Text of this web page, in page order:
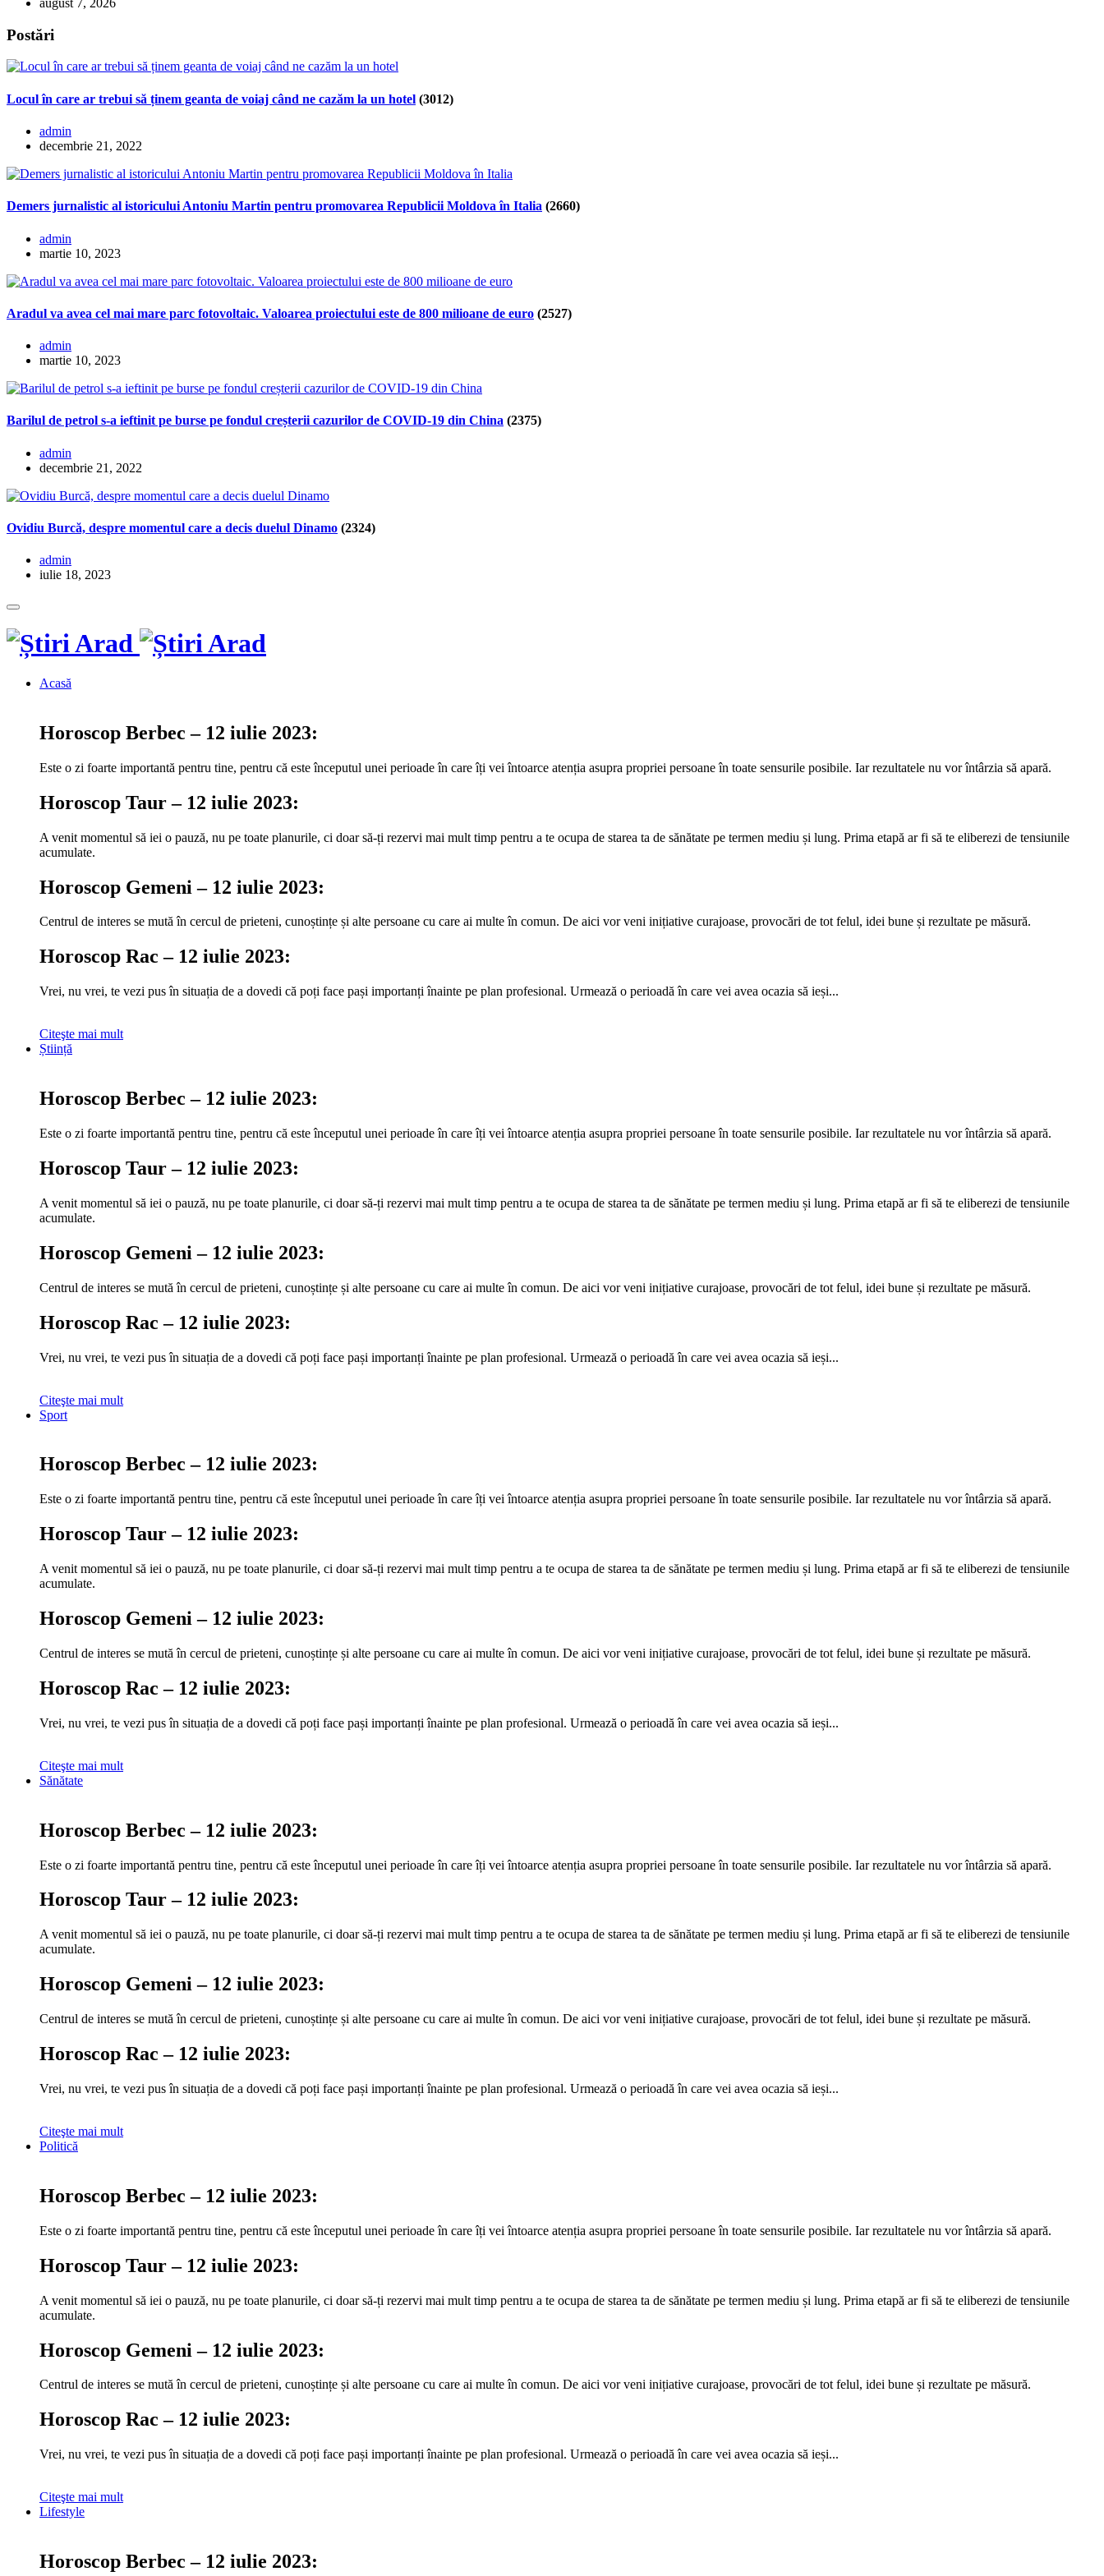
august 7, 2026
Postări
Locul în care ar trebui să ținem geanta de voiaj când ne cazăm la un hotel (3012)
admin
decembrie 21, 2022
Demers jurnalistic al istoricului Antoniu Martin pentru promovarea Republicii Moldova în Italia (2660)
admin
martie 10, 2023
Aradul va avea cel mai mare parc fotovoltaic. Valoarea proiectului este de 800 milioane de euro (2527)
admin
martie 10, 2023
Barilul de petrol s-a ieftinit pe burse pe fondul creșterii cazurilor de COVID-19 din China (2375)
admin
decembrie 21, 2022
Ovidiu Burcă, despre momentul care a decis duelul Dinamo (2324)
admin
iulie 18, 2023
Acasă
Horoscop Berbec – 12 iulie 2023:
Este o zi foarte importantă pentru tine, pentru că este începutul unei perioade în care îți vei întoarce atenția asupra propriei persoane în toate sensurile posibile. Iar rezultatele nu vor întârzia să apară.
Horoscop Taur – 12 iulie 2023:
A venit momentul să iei o pauză, nu pe toate planurile, ci doar să-ți rezervi mai mult timp pentru a te ocupa de starea ta de sănătate pe termen mediu și lung. Prima etapă ar fi să te eliberezi de tensiunile
acumulate.
Horoscop Gemeni – 12 iulie 2023:
Centrul de interes se mută în cercul de prieteni, cunoștințe și alte persoane cu care ai multe în comun. De aici vor veni inițiative curajoase, provocări de tot felul, idei bune și rezultate pe măsură.
Horoscop Rac – 12 iulie 2023:
Vrei, nu vrei, te vezi pus în situația de a dovedi că poți face pași importanți înainte pe plan profesional. Urmează o perioadă în care vei avea ocazia să ieși...
Citeşte mai mult
Știință
Horoscop Berbec – 12 iulie 2023:
Este o zi foarte importantă pentru tine, pentru că este începutul unei perioade în care îți vei întoarce atenția asupra propriei persoane în toate sensurile posibile. Iar rezultatele nu vor întârzia să apară.
Horoscop Taur – 12 iulie 2023:
A venit momentul să iei o pauză, nu pe toate planurile, ci doar să-ți rezervi mai mult timp pentru a te ocupa de starea ta de sănătate pe termen mediu și lung. Prima etapă ar fi să te eliberezi de tensiunile
acumulate.
Horoscop Gemeni – 12 iulie 2023:
Centrul de interes se mută în cercul de prieteni, cunoștințe și alte persoane cu care ai multe în comun. De aici vor veni inițiative curajoase, provocări de tot felul, idei bune și rezultate pe măsură.
Horoscop Rac – 12 iulie 2023:
Vrei, nu vrei, te vezi pus în situația de a dovedi că poți face pași importanți înainte pe plan profesional. Urmează o perioadă în care vei avea ocazia să ieși...
Citeşte mai mult
Sport
Horoscop Berbec – 12 iulie 2023:
Este o zi foarte importantă pentru tine, pentru că este începutul unei perioade în care îți vei întoarce atenția asupra propriei persoane în toate sensurile posibile. Iar rezultatele nu vor întârzia să apară.
Horoscop Taur – 12 iulie 2023:
A venit momentul să iei o pauză, nu pe toate planurile, ci doar să-ți rezervi mai mult timp pentru a te ocupa de starea ta de sănătate pe termen mediu și lung. Prima etapă ar fi să te eliberezi de tensiunile
acumulate.
Horoscop Gemeni – 12 iulie 2023:
Centrul de interes se mută în cercul de prieteni, cunoștințe și alte persoane cu care ai multe în comun. De aici vor veni inițiative curajoase, provocări de tot felul, idei bune și rezultate pe măsură.
Horoscop Rac – 12 iulie 2023:
Vrei, nu vrei, te vezi pus în situația de a dovedi că poți face pași importanți înainte pe plan profesional. Urmează o perioadă în care vei avea ocazia să ieși...
Citeşte mai mult
Sănătate
Horoscop Berbec – 12 iulie 2023:
Este o zi foarte importantă pentru tine, pentru că este începutul unei perioade în care îți vei întoarce atenția asupra propriei persoane în toate sensurile posibile. Iar rezultatele nu vor întârzia să apară.
Horoscop Taur – 12 iulie 2023:
A venit momentul să iei o pauză, nu pe toate planurile, ci doar să-ți rezervi mai mult timp pentru a te ocupa de starea ta de sănătate pe termen mediu și lung. Prima etapă ar fi să te eliberezi de tensiunile
acumulate.
Horoscop Gemeni – 12 iulie 2023:
Centrul de interes se mută în cercul de prieteni, cunoștințe și alte persoane cu care ai multe în comun. De aici vor veni inițiative curajoase, provocări de tot felul, idei bune și rezultate pe măsură.
Horoscop Rac – 12 iulie 2023:
Vrei, nu vrei, te vezi pus în situația de a dovedi că poți face pași importanți înainte pe plan profesional. Urmează o perioadă în care vei avea ocazia să ieși...
Citeşte mai mult
Politică
Horoscop Berbec – 12 iulie 2023:
Este o zi foarte importantă pentru tine, pentru că este începutul unei perioade în care îți vei întoarce atenția asupra propriei persoane în toate sensurile posibile. Iar rezultatele nu vor întârzia să apară.
Horoscop Taur – 12 iulie 2023:
A venit momentul să iei o pauză, nu pe toate planurile, ci doar să-ți rezervi mai mult timp pentru a te ocupa de starea ta de sănătate pe termen mediu și lung. Prima etapă ar fi să te eliberezi de tensiunile
acumulate.
Horoscop Gemeni – 12 iulie 2023:
Centrul de interes se mută în cercul de prieteni, cunoștințe și alte persoane cu care ai multe în comun. De aici vor veni inițiative curajoase, provocări de tot felul, idei bune și rezultate pe măsură.
Horoscop Rac – 12 iulie 2023:
Vrei, nu vrei, te vezi pus în situația de a dovedi că poți face pași importanți înainte pe plan profesional. Urmează o perioadă în care vei avea ocazia să ieși...
Citeşte mai mult
Lifestyle
Horoscop Berbec – 12 iulie 2023: